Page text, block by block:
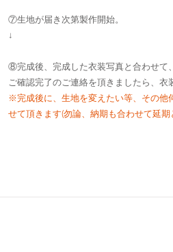
⑦生地が届き次第製作開始。
↓
⑧完成後、完成した衣装写真と合わせて
ご確認完了のご連絡を頂きましたら、衣
※完成後に、生地を変えたい等、その他
せて頂きます(勿論、納期も合わせて延期